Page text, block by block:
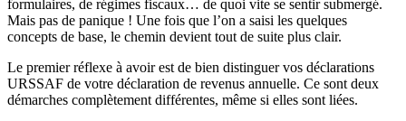
formulaires, de régimes fiscaux… de quoi vite se sentir submergé.
Mais pas de panique ! Une fois que l’on a saisi les quelques
concepts de base, le chemin devient tout de suite plus clair.
Le premier réflexe à avoir est de bien distinguer vos déclarations
URSSAF de votre déclaration de revenus annuelle. Ce sont deux
démarches complètement différentes, même si elles sont liées.